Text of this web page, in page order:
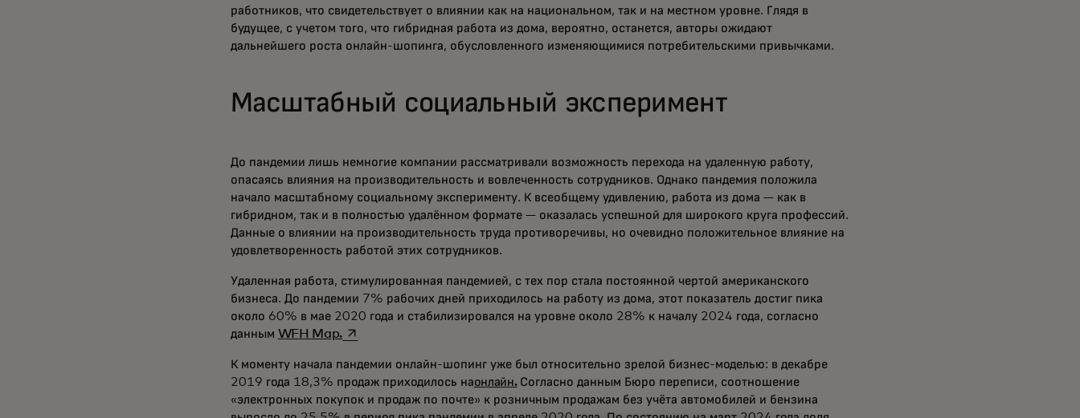
работников, что свидетельствует о влиянии как на национальном, так и на местном уровне. Глядя в
будущее, с учетом того, что гибридная работа из дома, вероятно, останется, авторы ожидают
дальнейшего роста онлайн-шопинга, обусловленного изменяющимися потребительскими привычками.
Масштабный социальный эксперимент
До пандемии лишь немногие компании рассматривали возможность перехода на удаленную работу,
опасаясь влияния на производительность и вовлеченность сотрудников. Однако пандемия положила
начало масштабному социальному эксперименту. К всеобщему удивлению, работа из дома — как в
гибридном, так и в полностью удалённом формате — оказалась успешной для широкого круга профессий.
Данные о влиянии на производительность труда противоречивы, но очевидно положительное влияние на
удовлетворенность работой этих сотрудников.
Удаленная работа, стимулированная пандемией, с тех пор стала постоянной чертой американского
бизнеса. До пандемии 7% рабочих дней приходилось на работу из дома, этот показатель достиг пика
около 60% в мае 2020 года и стабилизировался на уровне около 28% к началу 2024 года, согласно
данным WFH Map. opens in a new tab
К моменту начала пандемии онлайн-шопинг уже был относительно зрелой бизнес-моделью: в декабре
2019 года 18,3% продаж приходилось наонлайн.Согласно данным Бюро переписи, соотношение
«электронных покупок и продаж по почте» к розничным продажам без учёта автомобилей и бензина